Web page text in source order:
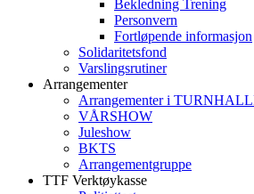
Bekledning Trening
Personvern
Fortløpende informasjon
Solidaritetsfond
Varslingsrutiner
Arrangementer
Arrangementer i
VÅRSHOW
Juleshow
BKTS
Arrangementgruppe
TTF Verktøykasse